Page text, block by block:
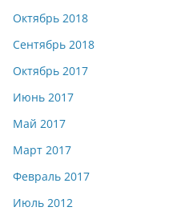
Октябрь 2018
Сентябрь 2018
Октябрь 2017
Июнь 2017
Май 2017
Март 2017
Февраль 2017
Июль 2012